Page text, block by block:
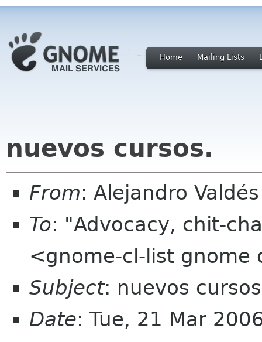
Home Mailing Lists
nuevos cursos.
From: Alejandro
To: "Advocacy, chit-
<gnome-cl-list gnome
Subject: nuevos
Date: Tue, 21 Mar